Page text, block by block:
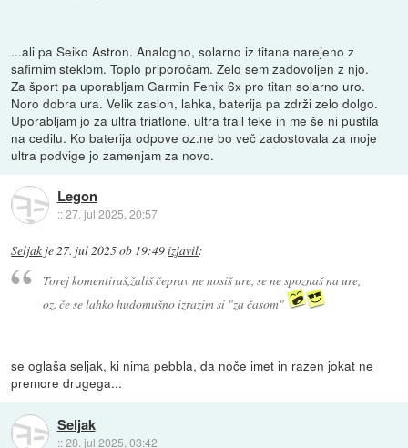
...ali pa Seiko Astron. Analogno, solarno iz titana narejeno z
safirnim steklom. Toplo priporočam. Zelo sem zadovoljen z njo.
Za šport pa uporabljam Garmin Fenix 6x pro titan solarno uro.
Noro dobra ura. Velik zaslon, lahka, baterija pa zdrži zelo dolgo.
Uporabljam jo za ultra triatlone, ultra trail teke in me še ni pustila
na cedilu. Ko baterija odpove oz.ne bo več zadostovala za moje
ultra podvige jo zamenjam za novo.
Legon
::27. jul 2025, 20:57
Seljak je27. jul 2025 ob 19:49izjavil:
Torej komentiraš,žališ čeprav ne nosiš ure, se ne spoznaš na ure,
oz. če se lahko hudomušno izrazim si "za časom"
se oglaša seljak, ki nima pebbla, da noče imet in razen jokat ne
premore drugega...
Seljak
::28. jul 2025, 03:42